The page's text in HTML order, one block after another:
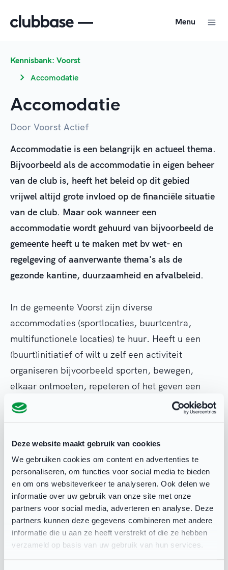
Deze website maakt gebruik van cookies
We gebruiken cookies om content en advertenties te
personaliseren, om functies voor social media te bieden
en om ons websiteverkeer te analyseren. Ook delen we
informatie over uw gebruik van onze site met onze
partners voor social media, adverteren en analyse. Deze
partners kunnen deze gegevens combineren met andere
informatie die u aan ze heeft verstrekt of die ze hebben
verzameld op basis van uw gebruik van hun services.
Menu
Kennisbank: Voorst
Accomodatie
Accomodatie
Door Voorst Actief
Accommodatie is een belangrijk en actueel thema.
Bijvoorbeeld als de accommodatie in eigen beheer
van de club is, heeft het beleid op dit gebied
vrijwel altijd grote invloed op de financiële situatie
van de club. Maar ook wanneer een
accommodatie wordt gehuurd van bijvoorbeeld de
gemeente heeft u te maken met bv wet- en
regelgeving of aanverwante thema's als de
gezonde kantine, duurzaamheid en afvalbeleid.
In de gemeente Voorst zijn diverse
accommodaties (sportlocaties, buurtcentra,
multifunctionele locaties) te huur. Heeft u een
(buurt)initiatief of wilt u zelf een activiteit
organiseren bijvoorbeeld sporten, bewegen,
elkaar ontmoeten, repeteren of het geven een
cursus? Kijk dan hieronder naar de
mogelijkheden.
De Koepel Sport, Welzijn en Cultuur Gemeente
Voorst draagt zorg voor een zo optimaal mogelijk
en integraal aanbod van accommodaties voor
sport, welzijn en cultuur dat aansluit bij de
continu veranderende behoeften van burgers.